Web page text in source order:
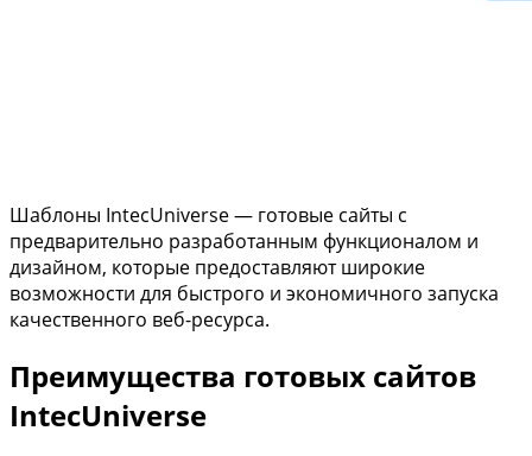
Шаблоны IntecUniverse — готовые сайты с
предварительно разработанным функционалом и
дизайном, которые предоставляют широкие
возможности для быстрого и экономичного запуска
качественного веб-ресурса.
Преимущества готовых сайтов
IntecUniverse